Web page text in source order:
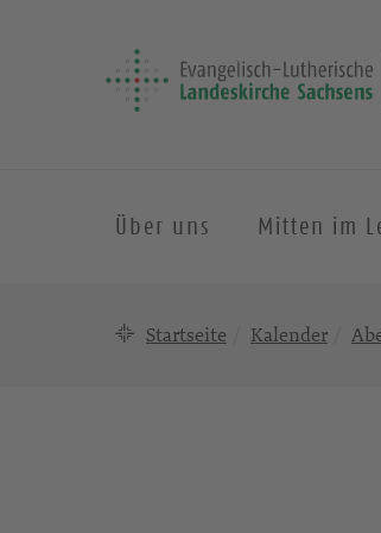
Über uns Mitten im
Startseite Kalender